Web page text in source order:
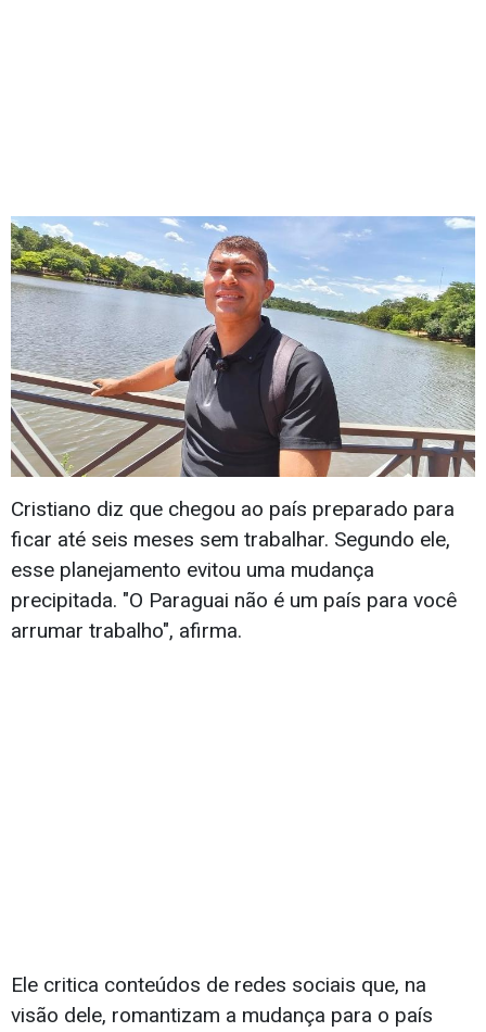
Cristiano diz que chegou ao país preparado para
ficar até seis meses sem trabalhar. Segundo ele,
esse planejamento evitou uma mudança
precipitada. "O Paraguai não é um país para você
arrumar trabalho", afirma.
Ele critica conteúdos de redes sociais que, na
visão dele, romantizam a mudança para o país